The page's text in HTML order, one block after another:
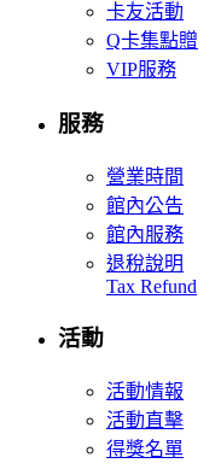
卡友活動
Q卡集點贈
VIP服務
服務
營業時間
館內公告
館內服務
退稅說明
Tax Refund
活動
活動情報
活動直擊
得獎名單